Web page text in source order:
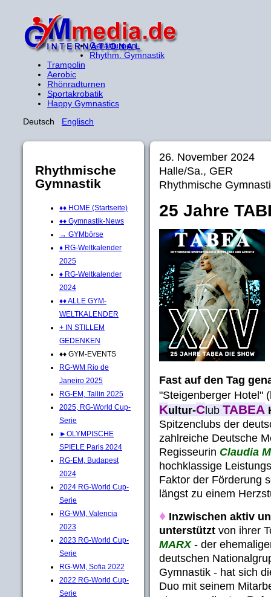
Gerätturnen
Rhythm. Gymnastik
Trampolin
Aerobic
Rhönradturnen
Sportakrobatik
Happy Gymnastics
Deutsch Englisch
Rhythmische
Gymnastik
♦♦ HOME (Startseite)
♦♦ Gymnastik-News
→ GYMbörse
♦ RG-Weltkalender
2025
♦ RG-Weltkalender
2024
♦♦ ALLE GYM-
WELTKALENDER
+ IN STILLEM
GEDENKEN
♦♦ GYM-EVENTS
RG-WM Rio de
Janeiro 2025
RG-EM, Tallin 2025
2025, RG-World Cup-
Serie
►OLYMPISCHE
SPIELE Paris 2024
RG-EM, Budapest
2024
2024 RG-World Cup-
Serie
RG-WM, Valencia
2023
2023 RG-World Cup-
Serie
RG-WM, Sofia 2022
2022 RG-World Cup-
Serie
26. November 2024
Halle/Sa., GER
Rhythmische
25 Jahre
Fast auf den Tag
"Steigenberger Hotel"
Kultur-Club TABEA
Spitzenclubs der
zahlreiche Deutsche
Regisseurin Claudia
hochklassige
Faktor der Förderung
längst zu einem
♦ Inzwischen aktiv
unterstützt von ihrer
MARX - der
deutschen
Gymnastik - hat sich
Duo mit seinem